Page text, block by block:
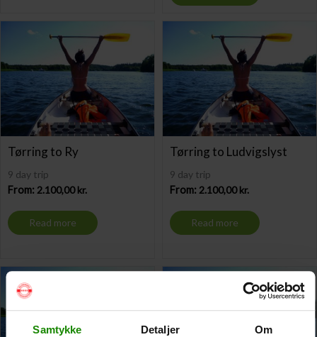
Samtykke Detaljer Om
Tørring to Ry
9 day trip
From: 2.100,00kr.
Read more
Tørring to Ludvigslyst
9 day trip
From: 2.100,00kr.
Read more